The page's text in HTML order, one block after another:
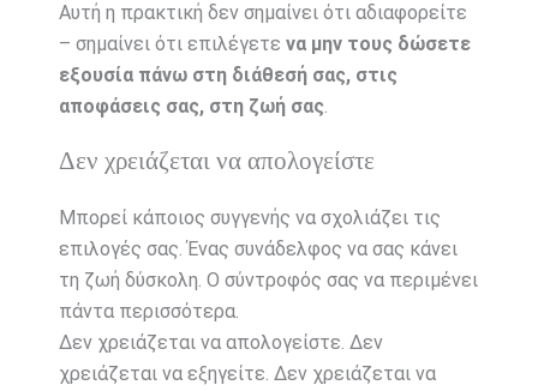
Αυτή η πρακτική δεν σημαίνει ότι αδιαφορείτε
– σημαίνει ότι επιλέγετε να μην τους δώσετε
εξουσία πάνω στη διάθεσή σας, στις
αποφάσεις σας, στη ζωή σας.
Δεν χρειάζεται να απολογείστε
Μπορεί κάποιος συγγενής να σχολιάζει τις
επιλογές σας. Ένας συνάδελφος να σας κάνει
τη ζωή δύσκολη. Ο σύντροφός σας να περιμένει
πάντα περισσότερα.
Δεν χρειάζεται να απολογείστε. Δεν
χρειάζεται να εξηγείτε. Δεν χρειάζεται να